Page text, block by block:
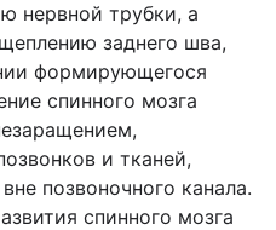
нервной трубки, а
заднего шва,
формирующегося
спинного мозга
и тканей,
позвоночного канала.
спинного мозга